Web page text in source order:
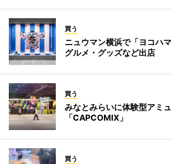
買う
ニュウマン横浜で「ヨコハ
グルメ・グッズなど出店
買う
みなとみらいに体験型アミ
「CAPCOMIX」
買う